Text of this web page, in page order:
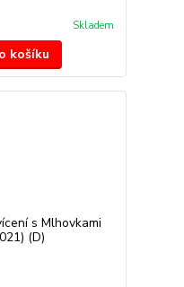
Skladem
košíku